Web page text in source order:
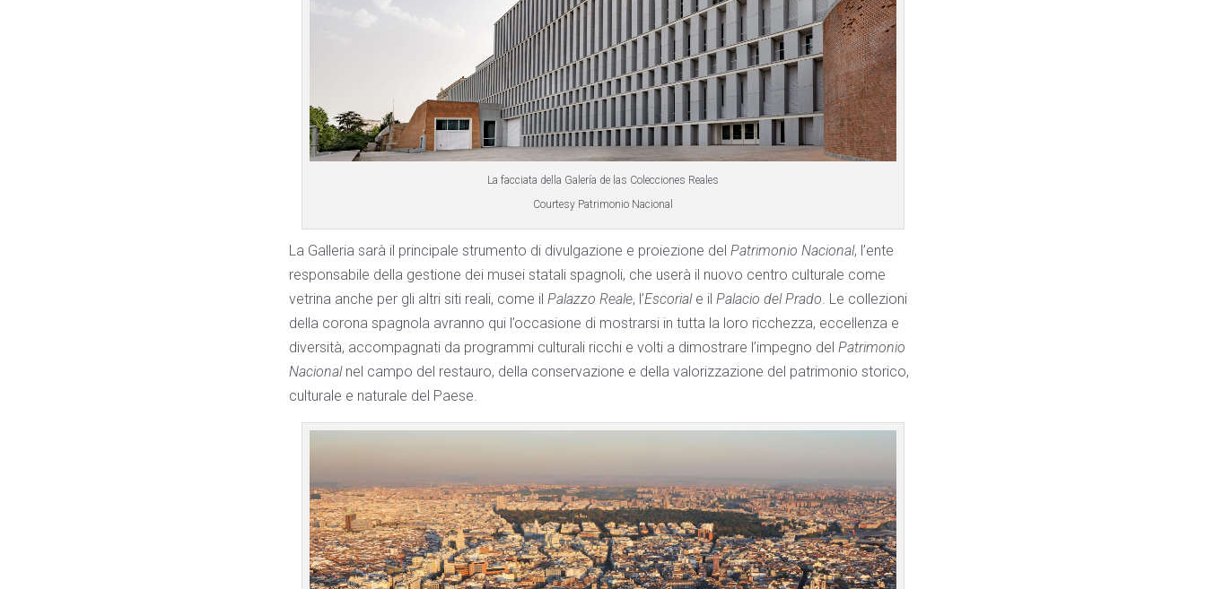
La facciata della Galería de las Colecciones Reales
Courtesy Patrimonio Nacional
La Galleria sarà il principale strumento di divulgazione e proiezione del Patrimonio Nacional, l’ente
responsabile della gestione dei musei statali spagnoli, che userà il nuovo centro culturale come
vetrina anche per gli altri siti reali, come il Palazzo Reale, l’Escorial e il Palacio del Prado. Le collezioni
della corona spagnola avranno qui l’occasione di mostrarsi in tutta la loro ricchezza, eccellenza e
diversità, accompagnati da programmi culturali ricchi e volti a dimostrare l’impegno del Patrimonio
Nacional nel campo del restauro, della conservazione e della valorizzazione del patrimonio storico,
culturale e naturale del Paese.